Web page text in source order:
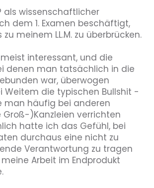
dieser Arbeitgeber bietet
Home Office
als wissenschaftlicher
dem 1. Examen beschäftigt,
meinem LL.M. zu überbrücken.
interessant, und die
denen man tatsächlich in die
war, überwogen
die typischen Bullshit -
man häufig bei anderen
Groß-)Kanzleien verrichten
hatte ich das Gefühl, bei
durchaus eine nicht zu
Verantwortung zu tragen
Arbeit im Endprodukt